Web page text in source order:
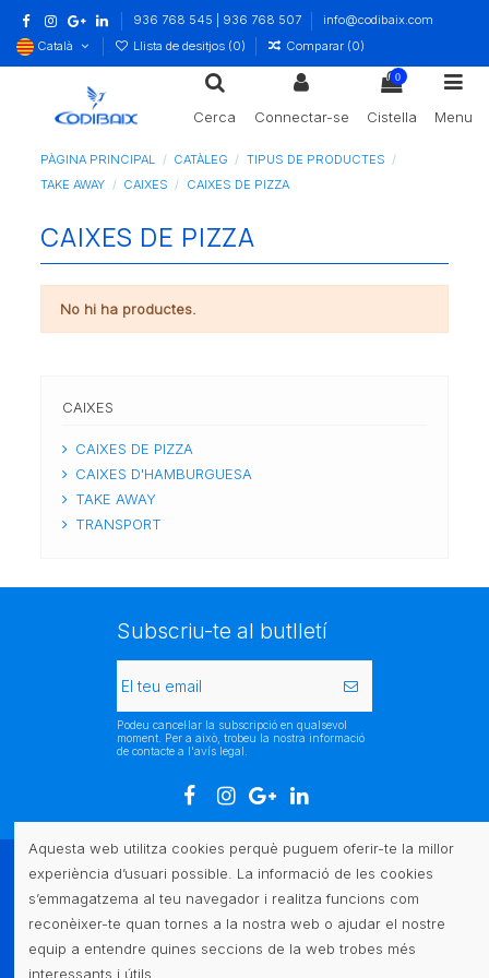
936 768 545 | 936 768 507
info@codibaix.com
Català
Llista de desitjos (0) Comparar (0)
Cerca Connectar-se
0
Cistella Menu
PÀGINA PRINCIPAL CATÀLEG
TIPUS DE PRODUCTES
TAKE AWAY
CAIXES CAIXES DE PIZZA
CAIXES DE PIZZA
No hi ha productes.
CAIXES
CAIXES DE PIZZA
CAIXES D'HAMBURGUESA
TAKE AWAY
TRANSPORT
Subscriu-te al butlletí
Podeu cancel·lar la subscripció en qualsevol
moment. Per a això, trobeu la nostra informació
de contacte a l'avís legal.
Atenció al client
Legal
Aquesta web utilitza cookies perquè puguem oferir-te la millor
experiència d’usuari possible. La informació de les cookies
s’emmagatzema al teu navegador i realitza funcions com
reconèixer-te quan tornes a la nostra web o ajudar el nostre
equip a entendre quines seccions de la web trobes més
interessants i útils.